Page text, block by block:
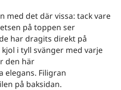
med det där vissa: tack vare
på toppen ser
har dragits direkt på
i tyll svänger med varje
den här
elegans. Filigran
på baksidan.